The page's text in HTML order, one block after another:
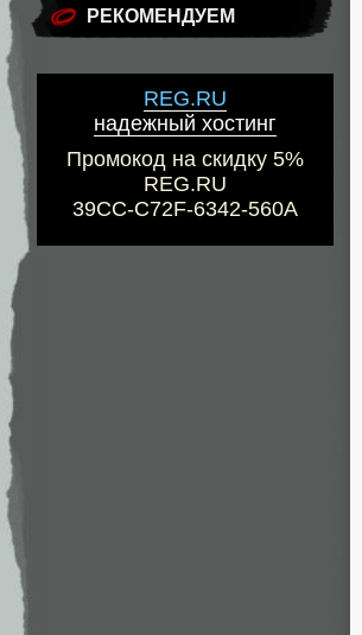
РЕКОМЕНДУЕМ
REG.RU
надежный хостинг
Промокод на скидку 5%
REG.RU
39CC-C72F-6342-560A